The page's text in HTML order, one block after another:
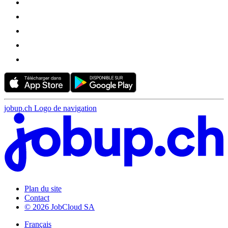
jobup.ch Logo de navigation
Plan du site
Contact
© 2026 JobCloud SA
Français